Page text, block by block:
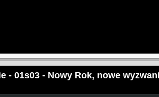
- 01s03 - Nowy Rok, nowe